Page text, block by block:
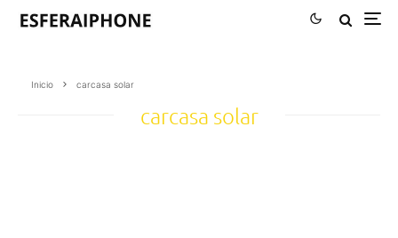
Inicio carcasa solar
carcasa solar